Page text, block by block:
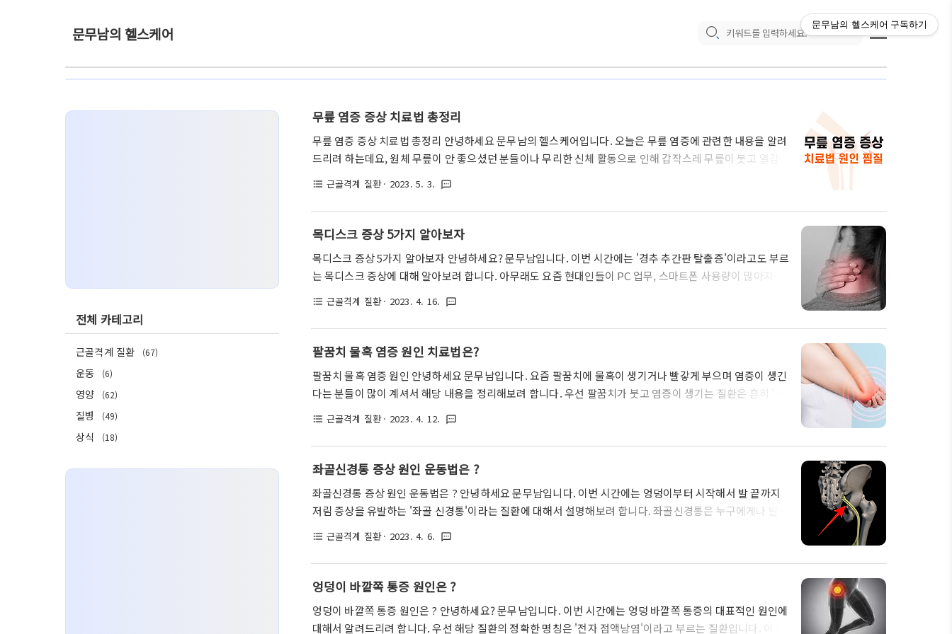
문무남의 헬스케어
무릎 염증 증상 치료법 총정리
무릎 염증 증상 치료법 총정리 안녕하세요 문무남의 헬스케어입니다. 오늘은 무릎 염증에 관련한 내용을 알려
드리려 하는데요, 원체 무릎이 안 좋으셨던 분들이나 무리한 신체 활동으로 인해 갑작스레 무릎이 붓고 열감이
니다. 무릎 염증 원인 기본적으로 무릎 관절은 뼈와 뼈와 만나는 부위로서, 지면으로부터 오는 충격과 하중을
완화해주는 완충 작용을 하는 역할을 합니다. 그러나 종종 여러 가지 원인에 의해 무릎 관절에 염증이 나타나
곤 하지요. 여러분들이 무릎에 염증이 발생하는 원인은 주로 무릎에 가해지는 반복적인 충격, 부상, 비만, 노화
format_list_bulleted 근골격계 질환 · 2023. 5. 3. textsms
목디스크 증상 5가지 알아보자
목디스크 증상 5가지 알아보자 안녕하세요? 문무남입니다. 이번 시간에는 '경추 추간판 탈출증'이라고도 부르
는 목디스크 증상에 대해 알아보려 합니다. 아무래도 요즘 현대인들이 PC 업무, 스마트폰 사용량이 많아지다
로 목디스크로 병원에 내원한 환자들의 통계인데요, 보시다시피 20대를 기점으로 점점 나이가 들수록 환자들
도 증가하는 모습을 볼 수 있습니다. 그러면 지금부터 목디스크(경추 추간판 탈출증)란 무엇이고, 대표적인 증
상에는 어떠한 것들이 존재하는지 더 자세히 한번 알아보도록 하겠습니다. 목디스크란? 목디스크라는 질환은
format_list_bulleted 근골격계 질환 · 2023. 4. 16. textsms
팔꿈치 물혹 염증 원인 치료법은?
팔꿈치 물혹 염증 원인 안녕하세요 문무남입니다. 요즘 팔꿈치에 물혹이 생기거나 빨갛게 부으며 염증이 생긴
다는 분들이 많이 계셔서 해당 내용을 정리해보려 합니다. 우선 팔꿈치가 붓고 염증이 생기는 질환은 흔히 '주
금부터 주두점액낭염이란 무엇인지 자세히 알아보고, 그 원인과 치료법에 대해서도 알아보도록 하겠습니다.
주두점액낭염 위 이미지에 보이는 것과 같이 주두(팔꿈치)에는 팔꿈치 부위의 근육과 인대 조직이 자유롭게
움직이고 쿠션 역할을 해주는 점액낭이라는 조직이 존재합니다. 그런데 해당 점액낭 부위가 여러 가지 원인에
format_list_bulleted 근골격계 질환 · 2023. 4. 12. textsms
좌골신경통 증상 원인 운동법은 ?
좌골신경통 증상 원인 운동법은 ? 안녕하세요 문무남입니다. 이번 시간에는 엉덩이부터 시작해서 발 끝까지
저림 증상을 유발하는 '좌골 신경통'이라는 질환에 대해서 설명해보려 합니다. 좌골신경통은 누구에게나 발생
좌골신경통이 무엇인지, 원인, 증상, 운동법 등에 대해 자세히 알아보도록 하겠습니다. 목차 좌골 신경이란?
좌골 신경통 좌골신경통 원인 좌골신경통 증상 좌골신경통 운동법 좌골 신경이란? 좌골 신경이란 위 이미지처
럼 궁둥뼈 사이를 통과하는 기다란 신경을 의미합니다. 즉 척추를 타고 내려오는 신경이 골반뼈를 지나 궁둥뼈
format_list_bulleted 근골격계 질환 · 2023. 4. 6. textsms
엉덩이 바깥쪽 통증 원인은 ?
엉덩이 바깥쪽 통증 원인은 ? 안녕하세요? 문무남입니다. 이번 시간에는 엉덩 바깥쪽 통증의 대표적인 원인에
대해서 알려드리려 합니다. 우선 해당 질환의 정확한 명칭은 '전자 점액낭염'이라고 부르는 질환입니다. 이 질
전체 카테고리
근골격계 질환 (67)
운동 (6)
영양 (62)
질병 (49)
상식 (18)
문무남의 헬스케어 구독하기